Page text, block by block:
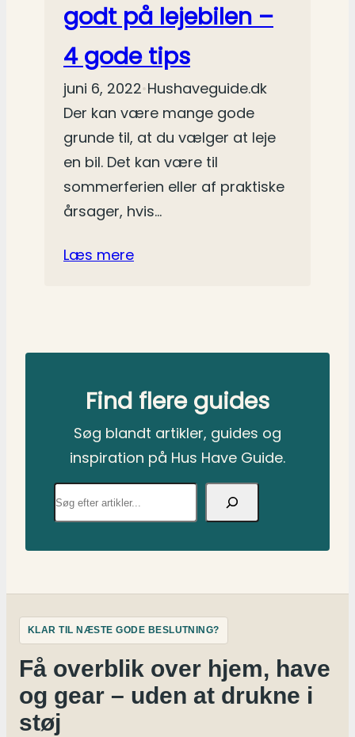
godt på lejebilen –
4 gode tips
juni 6, 2022•Hushaveguide.dk
Der kan være mange gode
grunde til, at du vælger at leje
en bil. Det kan være til
sommerferien eller af praktiske
årsager, hvis…
Læs mere
Find flere guides
Søg blandt artikler, guides og
inspiration på Hus Have Guide.
Søg
KLAR TIL NÆSTE GODE BESLUTNING?
Få overblik over hjem, have
og gear – uden at drukne i
støj